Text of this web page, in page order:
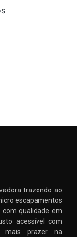
trazendo ao
escapamentos
com qualidade em
acessível com
mais prazer na